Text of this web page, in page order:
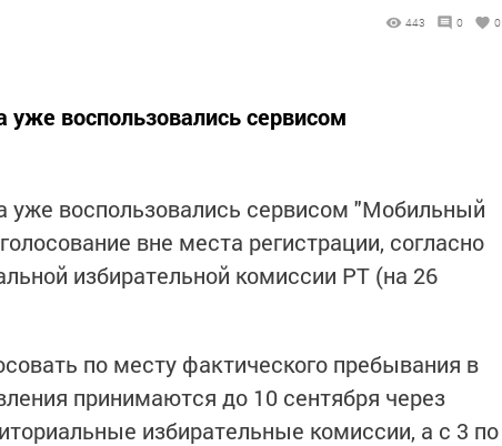
443 0 0
уже воспользовались сервисом
уже воспользовались сервисом "Мобильный
вне места регистрации, согласно
избирательной комиссии РТ (на 26
по месту фактического пребывания в
принимаются до 10 сентября через
избирательные комиссии, а с 3 по